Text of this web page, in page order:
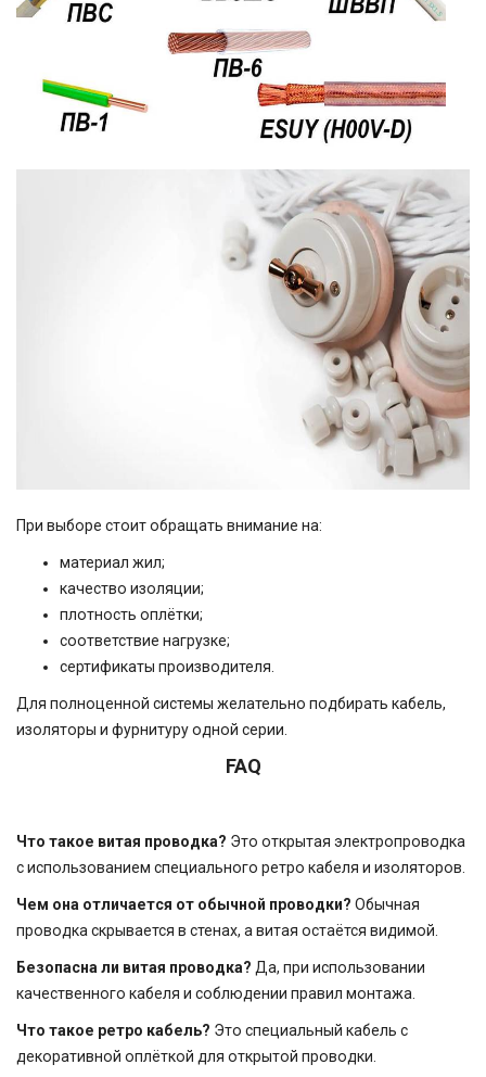
При выборе стоит обращать внимание на:
материал жил;
качество изоляции;
плотность оплётки;
соответствие нагрузке;
сертификаты производителя.
Для полноценной системы желательно подбирать кабель,
изоляторы и фурнитуру одной серии.
FAQ
Что такое витая проводка? Это открытая электропроводка
с использованием специального ретро кабеля и изоляторов.
Чем она отличается от обычной проводки? Обычная
проводка скрывается в стенах, а витая остаётся видимой.
Безопасна ли витая проводка? Да, при использовании
качественного кабеля и соблюдении правил монтажа.
Что такое ретро кабель? Это специальный кабель с
декоративной оплёткой для открытой проводки.